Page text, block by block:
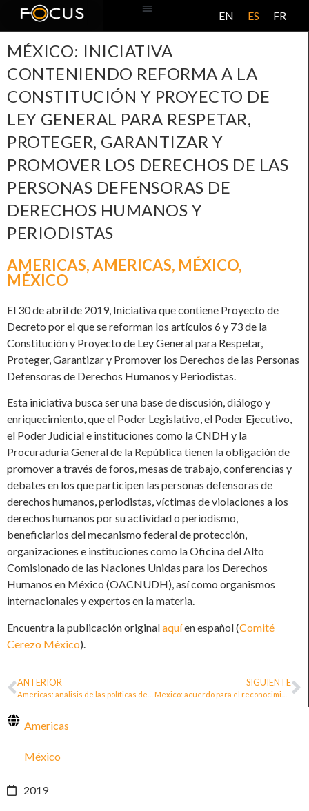
EN ES FR
MÉXICO: INICIATIVA
CONTENIENDO REFORMA A LA
CONSTITUCIÓN Y PROYECTO DE
LEY GENERAL PARA RESPETAR,
PROTEGER, GARANTIZAR Y
PROMOVER LOS DERECHOS DE LAS
PERSONAS DEFENSORAS DE
DERECHOS HUMANOS Y
PERIODISTAS
AMERICAS,AMERICAS, MÉXICO,
MÉXICO
El 30 de abril de 2019, Iniciativa que contiene Proyecto de
Decreto por el que se reforman los artículos 6 y 73 de la
Constitución y Proyecto de Ley General para Respetar,
Proteger, Garantizar y Promover los Derechos de las Personas
Defensoras de Derechos Humanos y Periodistas.
Esta iniciativa busca ser una base de discusión, diálogo y
enriquecimiento, que el Poder Legislativo, el Poder Ejecutivo,
el Poder Judicial e instituciones como la CNDH y la
Procuraduría General de la República tienen la obligación de
promover a través de foros, mesas de trabajo, conferencias y
debates en los que participen las personas defensoras de
derechos humanos, periodistas, víctimas de violaciones a los
derechos humanos por su actividad o periodismo,
beneficiarios del mecanismo federal de protección,
organizaciones e instituciones como la Oficina del Alto
Comisionado de las Naciones Unidas para los Derechos
Humanos en México (OACNUDH), así como organismos
internacionales y expertos en la materia.
Encuentra la publicación originalaquíen español (Comité
Cerezo México).
ANTERIOR SIGUIENTE
Americas
México
2019